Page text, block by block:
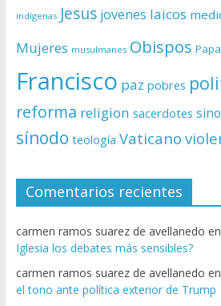
indígenas Jesus jovenes laicos
Mujeres musulmanes Obispos Papa
Francisco paz pobres
reforma religion sacerdotes
sínodo teología Vaticano
Comentarios recientes
carmen ramos suarez de avellanedo en
Iglesia los debates más sensibles?
carmen ramos suarez de avellanedo en
el tono ante política exterior de Trump